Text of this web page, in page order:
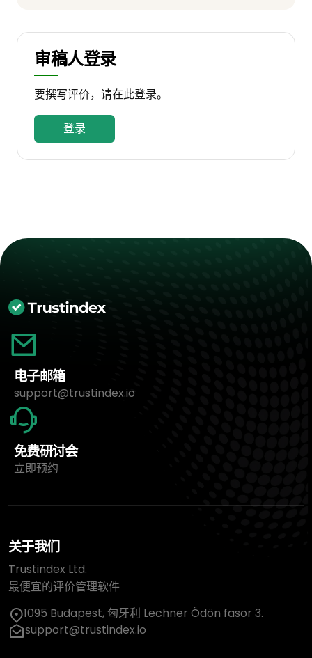
审稿人登录
要撰写评价，请在此登录。
登录
电子邮箱
support@trustindex.io
免费研讨会
立即预约
关于我们
Trustindex Ltd.
最便宜的评价管理软件
1095 Budapest, 匈牙利 Lechner Ödön fasor 3.
support@trustindex.io